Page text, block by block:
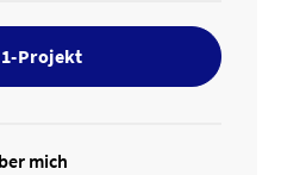
Projekt
mich